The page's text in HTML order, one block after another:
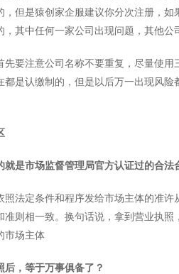
，但是猿创家企服建议你分次注册，
，其中任何一家公司出现问题，其他公
先要注意公司名称不要重复，尽量使
都是认缴制的，但是以后万一出现风
就是市场监督管理局官方认证过的合法
照法定条件和程序发给市场主体的准
准则相一致。换句话说，拿到营业执
市场主体
后，等于万事俱备了？